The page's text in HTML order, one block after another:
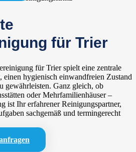
für Trier
für Trier spielt eine zentrale
einen hygienisch einwandfreien Zustand
gewährleisten. Ganz gleich, ob
oder Mehrfamilienhäuser –
ist Ihr erfahrener Reinigungspartner,
sachgemäß und termingerecht